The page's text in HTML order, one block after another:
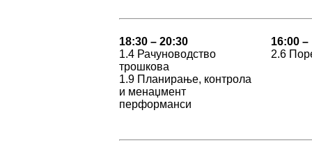
18:30 – 20:30
1.4 Рачуноводство
трошкова
1.9 Планирање, контрола
и менаџмент
перформанси
16:00 –
2.6